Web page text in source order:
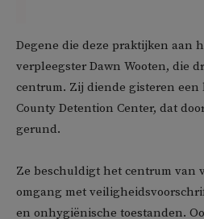
Degene die deze praktijken aan
verpleegster Dawn Wooten, die
centrum. Zij diende gisteren
County Detention Center, dat
gerund.
Ze beschuldigt het centrum van
omgang met
en onhygiënische toestanden.